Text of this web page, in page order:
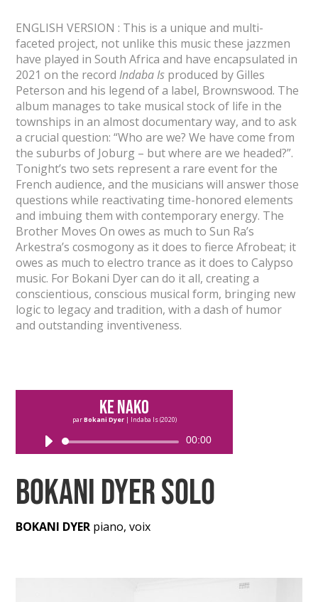
ENGLISH VERSION : This is a unique and multi-
faceted project, not unlike this music these jazzmen
have played in South Africa and have encapsulated in
2021 on the recordIndaba Is produced by Gilles
Peterson and his legend of a label, Brownswood. The
album manages to take musical stock of life in the
townships in an almost documentary way, and to ask
a crucial question: “Who are we? We have come from
the suburbs of Joburg – but where are we headed?”.
Tonight’s two sets represent a rare event for the
French audience, and the musicians will answer those
questions while reactivating time-honored elements
and imbuing them with contemporary energy. The
Brother Moves On owes as much to Sun Ra’s
Arkestra’s cosmogony as it does to fierce Afrobeat; it
owes as much to electro trance as it does to Calypso
music. For Bokani Dyer can do it all, creating a
conscientious, conscious musical form, bringing new
logic to legacy and tradition, with a dash of humor
and outstanding inventiveness.
Ke Nako
parBokani Dyer | Indaba Is (2020)
Lecteur
00:00
BOKANI DYER SOLO
BOKANI DYER piano, voix